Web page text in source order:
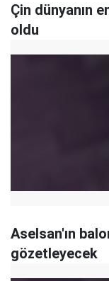
Çin dünyanın
oldu
Aselsan'ın
gözetleyecek